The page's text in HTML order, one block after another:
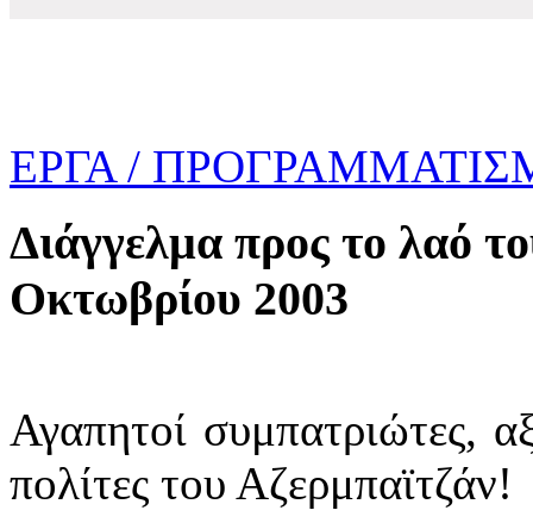
ΕΡΓΑ/
Διάγγελμα προς το λαό
Οκτωβρίου 2003
Αγαπητοί συμπατριώτες,
πολίτες του Αζερμπαϊτζάν!